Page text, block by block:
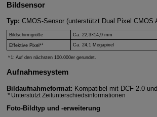
Bildsensor
Typ: CMOS-Sensor (unterstützt Dual Pixel CMOS
Bildschirmgröße Ca. 22,3×14,9 mm
Effektive Pixel*1 Ca. 24,1 Megapixel
1: Auf den nächsten 100.000er gerundet.
Aufnahmesystem
Bildaufnahmeformat: Kompatibel mit DCF 2.0
Unterstützt Zeitunterschiedsinformationen
Foto-Bildtyp und ‑erweiterung